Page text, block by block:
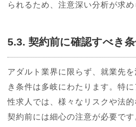
られるため、注意深い分析が求め
5.3. 契約前に確認すべき
アダルト業界に限らず、就業先
き条件は多岐にわたります。特
性求人では、様々なリスクや法的
契約前には細心の注意が必要で